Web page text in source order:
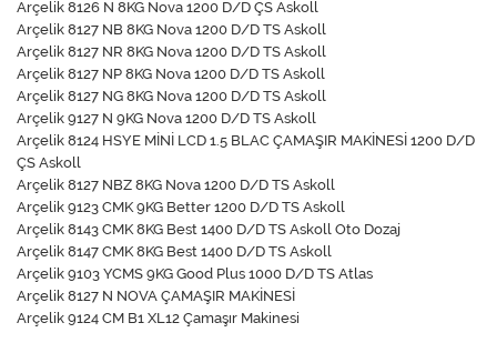
Arçelik 8126 N 8KG Nova 1200 D/D ÇS Askoll
Arçelik 8127 NB 8KG Nova 1200 D/D TS Askoll
Arçelik 8127 NR 8KG Nova 1200 D/D TS Askoll
Arçelik 8127 NP 8KG Nova 1200 D/D TS Askoll
Arçelik 8127 NG 8KG Nova 1200 D/D TS Askoll
Arçelik 9127 N 9KG Nova 1200 D/D TS Askoll
Arçelik 8124 HSYE MİNİ LCD 1.5 BLAC ÇAMAŞIR MAKİNESİ 1200 D/D
ÇS Askoll
Arçelik 8127 NBZ 8KG Nova 1200 D/D TS Askoll
Arçelik 9123 CMK 9KG Better 1200 D/D TS Askoll
Arçelik 8143 CMK 8KG Best 1400 D/D TS Askoll Oto Dozaj
Arçelik 8147 CMK 8KG Best 1400 D/D TS Askoll
Arçelik 9103 YCMS 9KG Good Plus 1000 D/D TS Atlas
Arçelik 8127 N NOVA ÇAMAŞIR MAKİNESİ
Arçelik 9124 CM B1 XL12 Çamaşır Makinesi